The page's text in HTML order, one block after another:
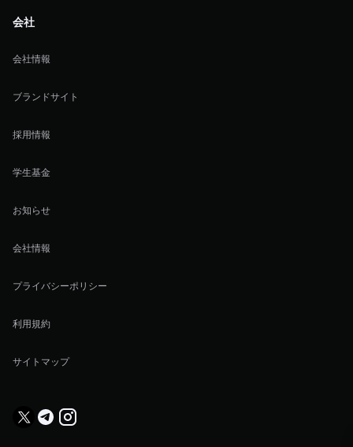
会社
会社情報
ブランドサイト
採用情報
学生基金
お知らせ
会社情報
プライバシーポリシー
利用規約
サイトマップ